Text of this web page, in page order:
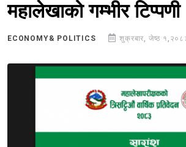
महालेखाको गम्भीर टिप्पणी
ECONOMY& POLITICS शुक्रबार, जेष्ठ